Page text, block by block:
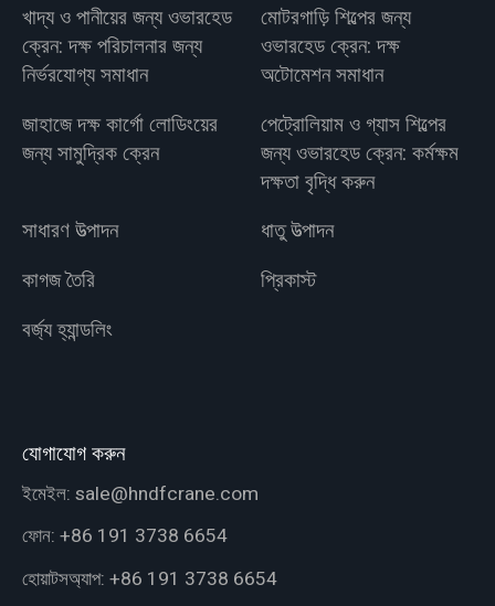
খাদ্য ও পানীয়ের জন্য ওভারহেড
ক্রেন: দক্ষ পরিচালনার জন্য
নির্ভরযোগ্য সমাধান
মোটরগাড়ি শিল্পের জন্য
ওভারহেড ক্রেন: দক্ষ
অটোমেশন সমাধান
জাহাজে দক্ষ কার্গো লোডিংয়ের
জন্য সামুদ্রিক ক্রেন
পেট্রোলিয়াম ও গ্যাস শিল্পের
জন্য ওভারহেড ক্রেন: কর্মক্ষম
দক্ষতা বৃদ্ধি করুন
সাধারণ উত্পাদন
ধাতু উত্পাদন
কাগজ তৈরি
প্রিকাস্ট
বর্জ্য হ্যান্ডলিং
যোগাযোগ করুন
ইমেইল: sale@hndfcrane.com
ফোন: +86 191 3738 6654
হোয়াটসঅ্যাপ: +86 191 3738 6654